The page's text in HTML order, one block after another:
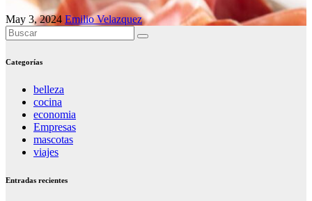
May 3, 2024 Emilio Velazquez
Categorías
belleza
cocina
economia
Empresas
mascotas
viajes
Entradas recientes